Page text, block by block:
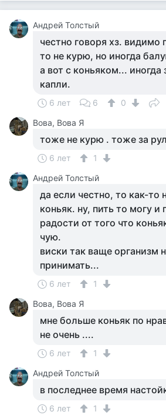
Андрей Толстый
честно говоря хз. видимо
то не курю, но иногда
а вот с коньяком... иногда
капли.
6 лет 6
0
Вова, Вова Я
тоже не курю . тоже за
6 лет
1
Андрей Толстый
да если честно, то как-
коньяк. ну, пить то могу и
радости от того что
чую.
виски так ваще организм
принимать...
6 лет
1
Вова, Вова Я
мне больше коньяк по
не очень ....
6 лет
1
Андрей Толстый
в последнее время
6 лет
1